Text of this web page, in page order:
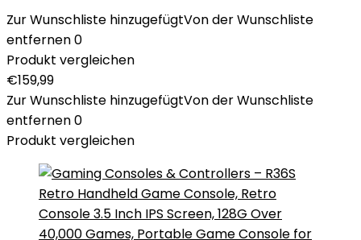
Zur Wunschliste hinzugefügtVon der Wunschliste
entfernen0
Produkt vergleichen
€159,99
Zur Wunschliste hinzugefügtVon der Wunschliste
entfernen0
Produkt vergleichen